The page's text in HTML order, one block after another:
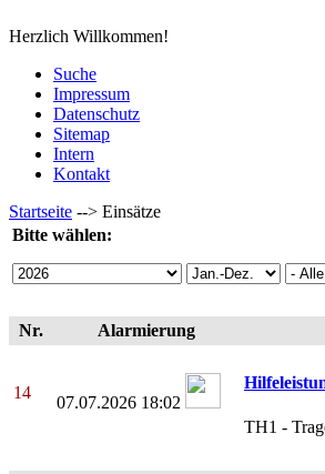
Herzlich Willkommen!
Suche
Impressum
Datenschutz
Sitemap
Intern
Kontakt
Startseite --> Einsätze
Bitte wählen:
Nr.
Alarmierung
14
07.07.2026 18:02
TH1 -